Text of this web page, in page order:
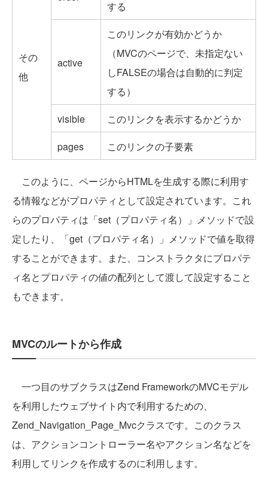
その
他
する
active
このリンクが有効かどうか
（MVCのページで、未指定ない
しFALSEの場合は自動的に判定
する）
visible
このリンクを表示するかどうか
pages
このリンクの子要素
このように、ページからHTMLを生成する際に利用す
る情報などがプロパティとして設定されています。これ
らのプロパティは「set（プロパティ名）」メソッドで設
定したり、「get（プロパティ名）」メソッドで値を取得
することができます。また、コンストラクタにプロパテ
ィ名とプロパティの値の配列として渡して設定すること
もできます。
MVCのルートから作成
一つ目のサブクラスはZend FrameworkのMVCモデル
を利用したウェブサイト内で利用するための、
Zend_Navigation_Page_Mvcクラスです。このクラス
は、アクションコントローラー名やアクション名などを
利用してリンクを作成するのに利用します。